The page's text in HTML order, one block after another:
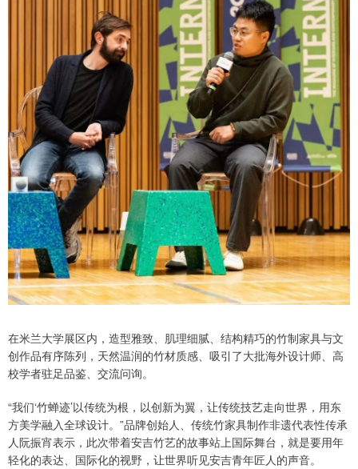
在米兰大学展区内，造型雅致、肌理细腻、结构精巧的竹制家具与文
创作品有序陈列，天然温润的竹材质感、吸引了大批海外设计师、高
校学者驻足品鉴、交流问询。
“我们‘竹蝉迹’以传统为根，以创新为翼，让传统技艺走向世界，用东
方美学融入全球设计。”品牌创始人、传统竹家具制作非遗代表性传承
人阮振宵表示，此次带着安吉竹艺的故事站上国际舞台，就是要用年
轻化的表达、国际化的视野，让世界听见安吉青年匠人的声音。